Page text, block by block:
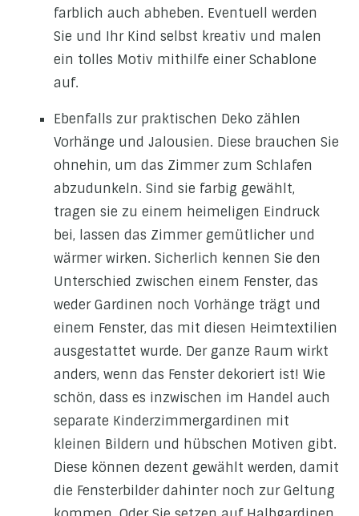
farblich auch abheben. Eventuell werden
Sie und Ihr Kind selbst kreativ und malen
ein tolles Motiv mithilfe einer Schablone
auf.
Ebenfalls zur praktischen Deko zählen
Vorhänge und Jalousien. Diese brauchen Sie
ohnehin, um das Zimmer zum Schlafen
abzudunkeln. Sind sie farbig gewählt,
tragen sie zu einem heimeligen Eindruck
bei, lassen das Zimmer gemütlicher und
wärmer wirken. Sicherlich kennen Sie den
Unterschied zwischen einem Fenster, das
weder Gardinen noch Vorhänge trägt und
einem Fenster, das mit diesen Heimtextilien
ausgestattet wurde. Der ganze Raum wirkt
anders, wenn das Fenster dekoriert ist! Wie
schön, dass es inzwischen im Handel auch
separate Kinderzimmergardinen mit
kleinen Bildern und hübschen Motiven gibt.
Diese können dezent gewählt werden, damit
die Fensterbilder dahinter noch zur Geltung